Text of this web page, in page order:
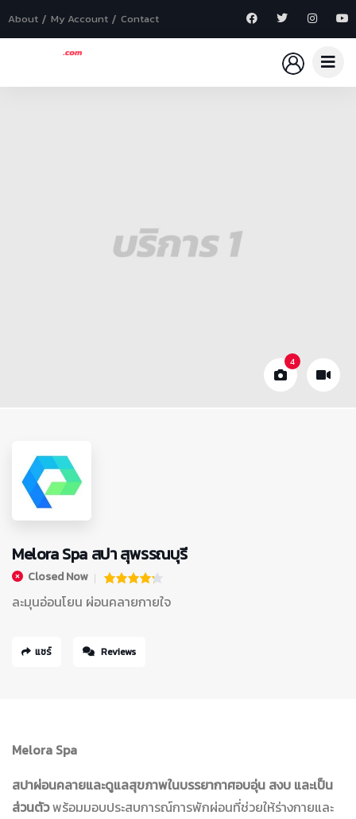
About My Account Contact
4
Melora Spa สปา สุพรรณบุรี
Closed Now
ละมุนอ่อนโยน ผ่อนคลายกายใจ
แชร์ Reviews
Melora Spa
สปาผ่อนคลายและดูแลสุขภาพในบรรยากาศอบอุ่น สงบ และเป็น
ส่วนตัวพร้อมมอบประสบการณ์การพักผ่อนที่ช่วยให้ร่างกายและ